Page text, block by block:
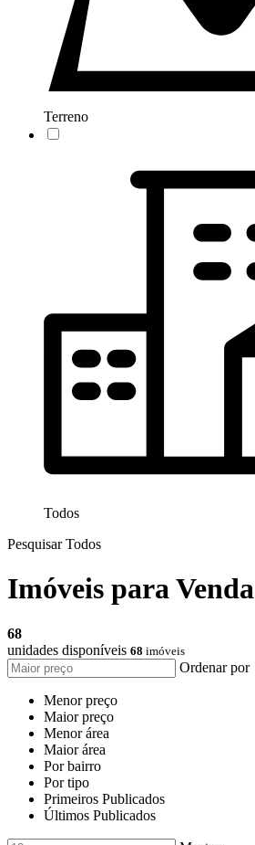
Terreno
Todos
Pesquisar Todos
Imóveis para Venda
68
unidades disponíveis 68 imóveis
Ordenar por
Menor preço
Maior preço
Menor área
Maior área
Por bairro
Por tipo
Primeiros Publicados
Últimos Publicados